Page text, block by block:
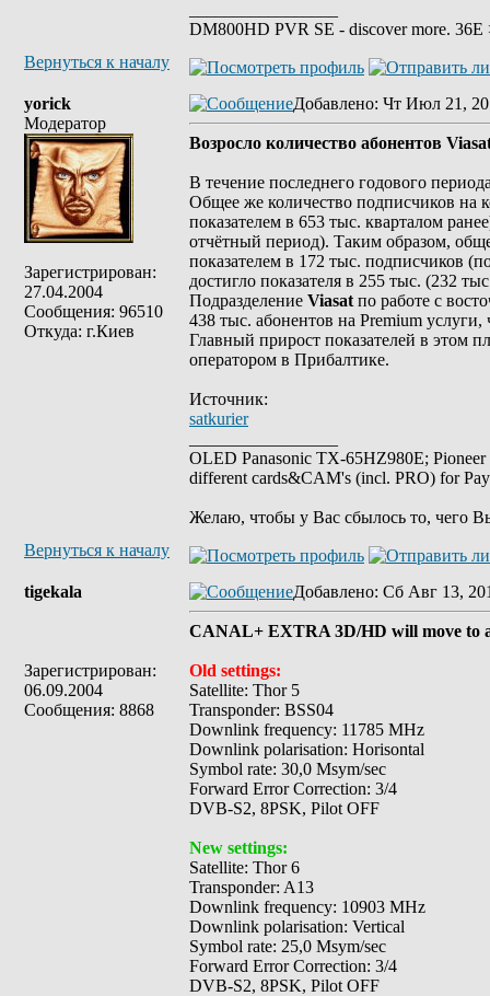
DM800HD PVR SE - discover more.
Вернуться к началу
yorick
Модератор
Зарегистрирован:
27.04.2004
Сообщения: 96510
Откуда: г.Киев
Добавлено: Чт Июл 21,
Возросло количество абонентов
В течение последнего годового
Общее же количество подписчиков на
показателем в 653 тыс. кварталом
отчётный период). Таким образом,
показателем в 172 тыс. подписчиков
достигло показателя в 255 тыс. (232
Подразделение Viasat по работе с
438 тыс. абонентов на Рremium
Главный прирост показателей в этом
оператором в Прибалтике.
Источник:
satkurier
OLED Panasonic TX-65HZ980E;
different cards&CAM's (incl. PRO) for
Желаю, чтобы у Вас сбылось то, чего
Вернуться к началу
tigekala
Зарегистрирован:
06.09.2004
Сообщения: 8868
Добавлено: Сб Авг 13,
CANAL+ EXTRA 3D/HD will move to
Old settings:
Satellite: Thor 5
Transponder: BSS04
Downlink frequency: 11785 MHz
Downlink polarisation: Horisontal
Symbol rate: 30,0 Msym/sec
Forward Error Correction: 3/4
DVB-S2, 8PSK, Pilot OFF
New settings:
Satellite: Thor 6
Transponder: A13
Downlink frequency: 10903 MHz
Downlink polarisation: Vertical
Symbol rate: 25,0 Msym/sec
Forward Error Correction: 3/4
DVB-S2, 8PSK, Pilot OFF